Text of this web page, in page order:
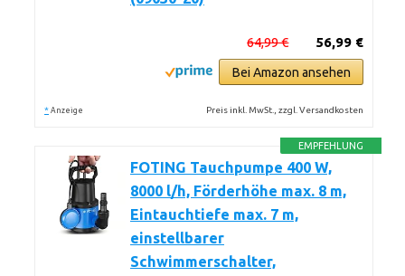
56,99 €
64,99 €
Bei Amazon ansehen
* Anzeige Preis inkl. MwSt., zzgl. Versandkosten
EMPFEHLUNG
FOTING Tauchpumpe 400 W,
8000 l/h, Förderhöhe max. 8 m,
Eintauchtiefe max. 7 m,
einstellbarer
Schwimmerschalter,